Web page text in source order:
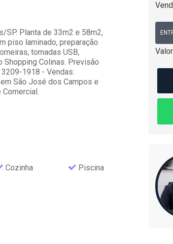
SP. Planta de 33m2 e 58m2,
piso laminado, preparação
tomadas USB,
Colinas. Previsão
3209-1918 - Vendas:
São José dos Campos e
Cozinha Piscina